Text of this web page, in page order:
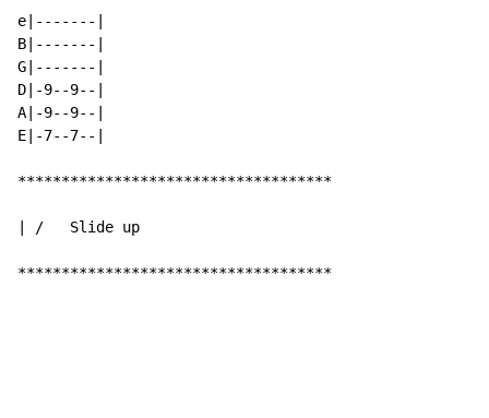
e|-------|
B|-------|
G|-------|
D|-9--9--|
A|-9--9--|
E|-7--7--|
************************************
| /   Slide up
************************************